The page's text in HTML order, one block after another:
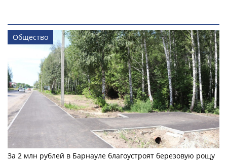
Общество
За 2 млн рублей в Барнауле благоустроят березовую рощу